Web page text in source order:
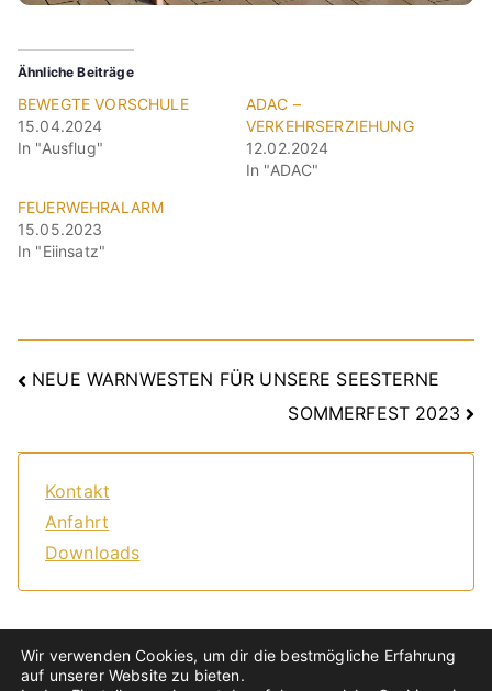
Ähnliche Beiträge
BEWEGTE VORSCHULE
15.04.2024
In "Ausflug"
ADAC –
VERKEHRSERZIEHUNG
12.02.2024
In "ADAC"
FEUERWEHRALARM
15.05.2023
In "Eiinsatz"
Beitragsnavigation
NEUE WARNWESTEN FÜR UNSERE SEESTERNE
SOMMERFEST 2023
Kontakt
Anfahrt
Downloads
Wir verwenden Cookies, um dir die bestmögliche Erfahrung
auf unserer Website zu bieten.